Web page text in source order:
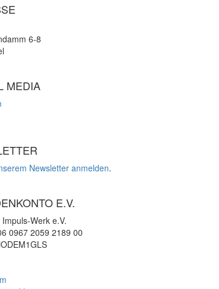
6-8
MEDIA
Newsletter anmelden.
E.V.
Werk e.V.
0967 2059 2189 00